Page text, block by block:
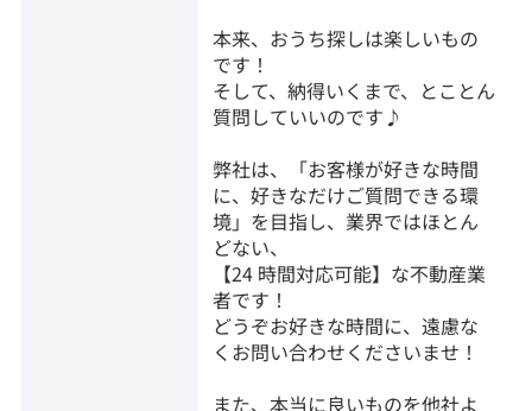
本来、おうち探しは楽しいもの
です！
そして、納得いくまで、とことん
質問していいのです♪
弊社は、「お客様が好きな時間
に、好きなだけご質問できる環
境」を目指し、業界ではほとん
どない、
【24 時間対応可能】な不動産業
者です！
どうぞお好きな時間に、遠慮な
くお問い合わせくださいませ！
また、本当に良いものを他社よ